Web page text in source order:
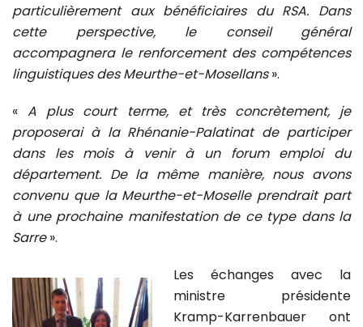
particulièrement aux bénéficiaires du RSA. Dans
cette perspective, le conseil général
accompagnera le renforcement des compétences
linguistiques des Meurthe-et-Mosellans».
«A plus court terme, et très concrètement, je
proposerai à la Rhénanie-Palatinat de participer
dans les mois à venir à un forum emploi du
département. De la même manière, nous avons
convenu que la Meurthe-et-Moselle prendrait part
à une prochaine manifestation de ce type dans la
Sarre».
Les échanges avec la
ministre présidente
Kramp-Karrenbauer ont